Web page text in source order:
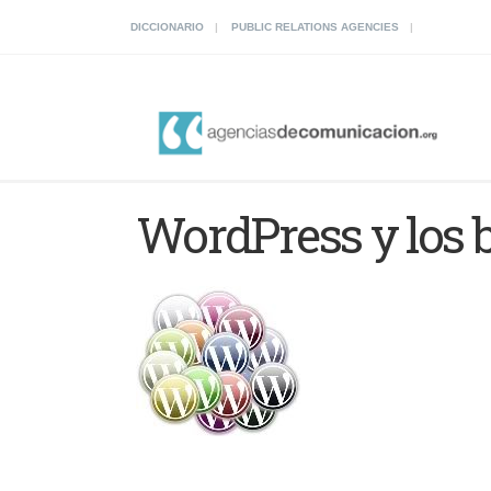
DICCIONARIO PUBLIC RELATIONS AGENCIES
WordPress y los